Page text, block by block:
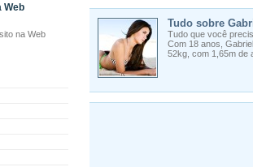
Web
Tudo sobre
Tudo que você
Com 18 anos,
52kg, com 1,65m de